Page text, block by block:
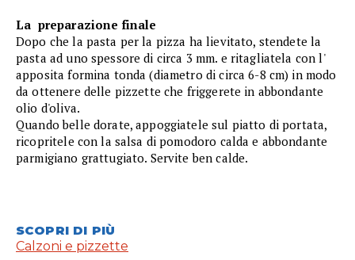
La preparazione finale
Dopo che la pasta per la pizza ha lievitato, stendete la
pasta ad uno spessore di circa 3 mm. e ritagliatela con l'
apposita formina tonda (diametro di circa 6-8 cm) in modo
da ottenere delle pizzette che friggerete in abbondante
olio d'oliva.
Quando belle dorate, appoggiatele sul piatto di portata,
ricopritele con la salsa di pomodoro calda e abbondante
parmigiano grattugiato. Servite ben calde.
SCOPRI DI PIÙ
Calzoni e pizzette